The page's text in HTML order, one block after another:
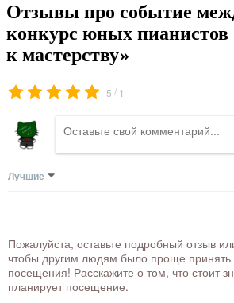
Отзывы про событие
конкурс юных пианистов
к мастерству»
5 / 1
Лучшие
Пожалуйста, оставьте подробный отзыв
чтобы другим людям было проще
посещения! Расскажите о том, что стоит
планирует посещение.